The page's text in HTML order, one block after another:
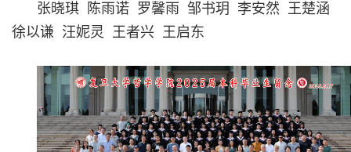
张晓琪 陈雨诺 罗馨雨 邹书玥 李安然 王楚涵
徐以谦 汪妮灵 王者兴 王启东